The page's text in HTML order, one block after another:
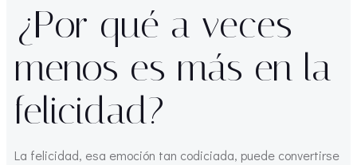
¿Por qué a veces
menos es más en la
felicidad?
La felicidad, esa emoción tan codiciada, puede convertirse